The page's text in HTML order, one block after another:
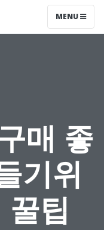
MENU
매 좋
기위
팁